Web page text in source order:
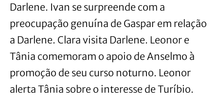
Darlene. Ivan se surpreende com a
preocupação genuína de Gaspar em relação
a Darlene. Clara visita Darlene. Leonor e
Tânia comemoram o apoio de Anselmo à
promoção de seu curso noturno. Leonor
alerta Tânia sobre o interesse de Turíbio.